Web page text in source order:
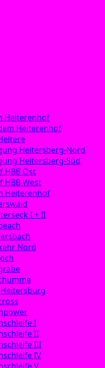
Heiterenhof
Heiterenhof
Heitersberg-Nord
Heitersberg-Süd
HBB Ost
HBB West
Heiterenhof
I + II
Nord
I
II
III
IV